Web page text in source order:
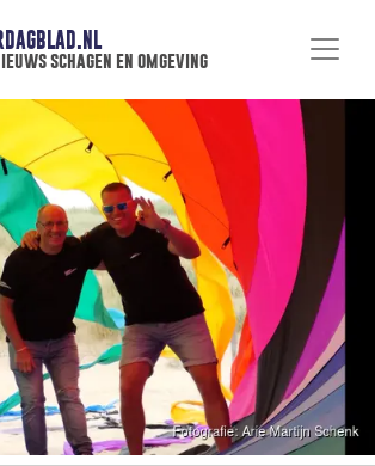
schagen en omgeving